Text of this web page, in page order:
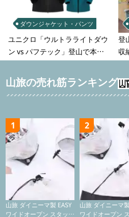
ダウンジャケット・パンツ
ユニクロ「ウルトラライトダウ
ン vs パフテック」登山で本当
に使えるのはどっち？徹底比較
登
収
山旅の売れ筋ランキング
1
山旅 ダイニーマ製 EASY
ワイドオープン スタッフ
2
山旅 ダイニーマ
ワイドオープン